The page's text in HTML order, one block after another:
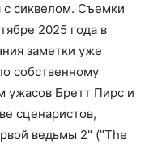
с сиквелом. Съемки
2025 года в
заметки уже
собственному
ужасов Бретт Пирс и
сценаристов,
ведьмы 2" ("The